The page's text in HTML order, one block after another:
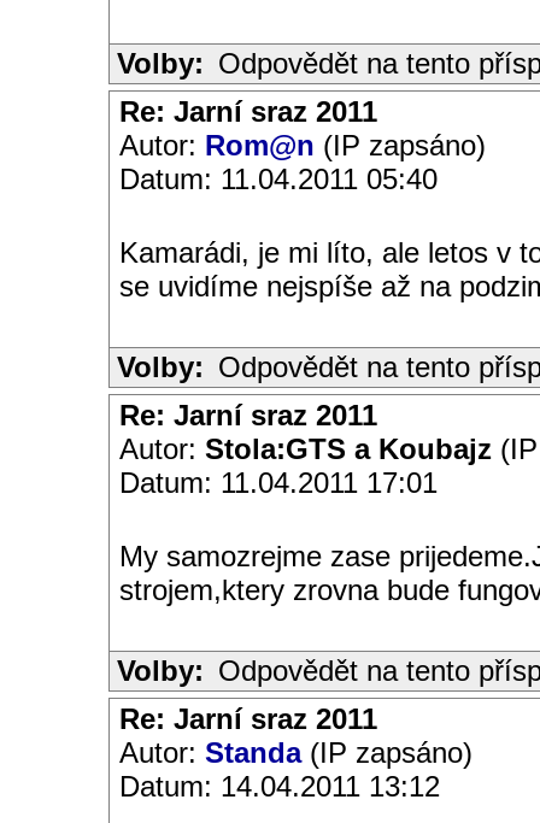
Volby: Odpovědět na tento
Re: Jarní sraz 2011
Autor: Rom@n (IP zapsáno)
Datum: 11.04.2011 05:40
Kamarádi, je mi líto, ale letos v
se uvidíme nejspíše až na
Volby: Odpovědět na tento
Re: Jarní sraz 2011
Autor: Stola:GTS a Koubajz
Datum: 11.04.2011 17:01
My samozrejme zase
strojem,ktery zrovna bude
Volby: Odpovědět na tento
Re: Jarní sraz 2011
Autor: Standa(IP zapsáno)
Datum: 14.04.2011 13:12